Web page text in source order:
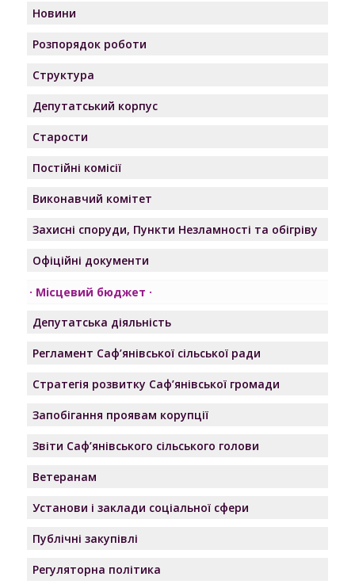
Новини
Розпорядок роботи
Структура
Депутатський корпус
Старости
Постійні комісії
Виконавчий комітет
Захисні споруди, Пункти Незламності та обігріву
Офіційні документи
Місцевий бюджет
Депутатська діяльність
Регламент Саф’янівської сільської ради
Стратегія розвитку Саф’янівської громади
Запобігання проявам корупції
Звіти Саф’янівського сільського голови
Ветеранам
Установи і заклади соціальної сфери
Публічні закупівлі
Регуляторна політика